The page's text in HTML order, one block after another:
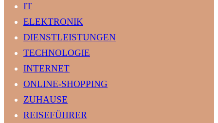
IT
ELEKTRONIK
DIENSTLEISTUNGEN
TECHNOLOGIE
INTERNET
ONLINE-SHOPPING
ZUHAUSE
REISEFÜHRER